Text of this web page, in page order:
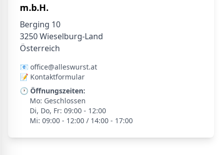
m.b.H.
Berging 10
3250 Wieselburg-Land
Österreich
📧 office@alleswurst.at
📝 Kontaktformular
🕐 Öffnungszeiten:
Mo: Geschlossen
Di, Do, Fr: 09:00 - 12:00
Mi: 09:00 - 12:00 / 14:00 - 17:00